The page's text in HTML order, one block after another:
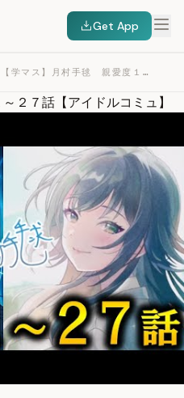
Get App
【学マス】月村手毬 親愛度１～２７話【アイドルコミュ】 — TRANSCRIPT
２７話【アイドルコミュ】